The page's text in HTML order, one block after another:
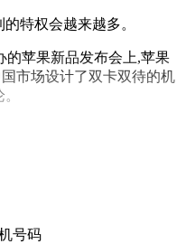
特权会越来越多。
的苹果新品发布会上,苹果
市场设计了双卡双待的机
号码